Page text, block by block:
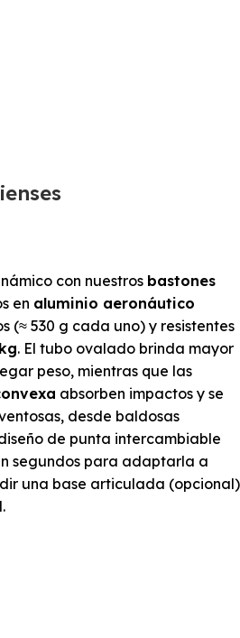
con nuestros bastones
en aluminio aeronáutico
(≈ 530 g cada uno) y resistentes
. El tubo ovalado brinda mayor
peso, mientras que las
absorben impactos y se
desde baldosas
de punta intercambiable
segundos para adaptarla a
una base articulada (opcional)